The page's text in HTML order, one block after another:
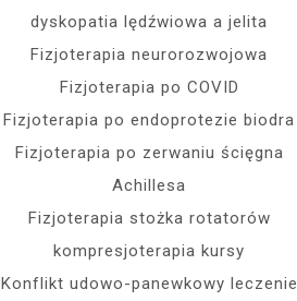
dyskopatia lędźwiowa a jelita
Fizjoterapia neurorozwojowa
Fizjoterapia po COVID
Fizjoterapia po endoprotezie biodra
Fizjoterapia po zerwaniu ścięgna
Achillesa
Fizjoterapia stożka rotatorów
kompresjoterapia kursy
Konflikt udowo-panewkowy leczenie